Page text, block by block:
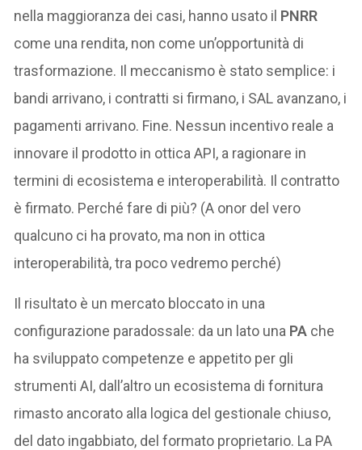
nella maggioranza dei casi, hanno usato il PNRR
come una rendita, non come un’opportunità di
trasformazione. Il meccanismo è stato semplice: i
bandi arrivano, i contratti si firmano, i SAL avanzano, i
pagamenti arrivano. Fine. Nessun incentivo reale a
innovare il prodotto in ottica API, a ragionare in
termini di ecosistema e interoperabilità. Il contratto
è firmato. Perché fare di più? (A onor del vero
qualcuno ci ha provato, ma non in ottica
interoperabilità, tra poco vedremo perché)
Il risultato è un mercato bloccato in una
configurazione paradossale: da un lato una PA che
ha sviluppato competenze e appetito per gli
strumenti AI, dall’altro un ecosistema di fornitura
rimasto ancorato alla logica del gestionale chiuso,
del dato ingabbiato, del formato proprietario. La PA